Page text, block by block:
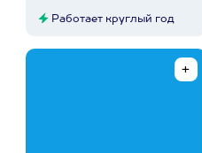
Работает круглый год